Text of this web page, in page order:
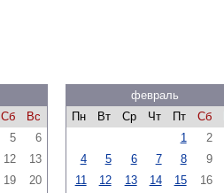
Сб
Вс
5
6
12
13
19
20
февраль
Пн
Вт Ср Чт Пт Сб
1
2
4
5 6 7 8 9
11
12 13 14 15 16